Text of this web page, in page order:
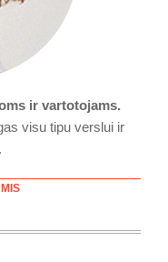
ir vartotojams.
visu tipu verslui ir